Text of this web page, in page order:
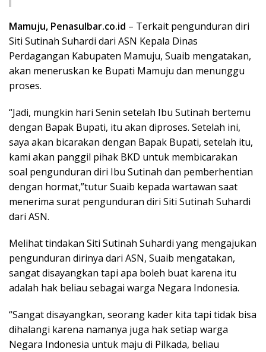
Mamuju, Penasulbar.co.id – Terkait pengunduran diri
Siti Sutinah Suhardi dari ASN Kepala Dinas
Perdagangan Kabupaten Mamuju, Suaib mengatakan,
akan meneruskan ke Bupati Mamuju dan menunggu
proses.
“Jadi, mungkin hari Senin setelah Ibu Sutinah bertemu
dengan Bapak Bupati, itu akan diproses. Setelah ini,
saya akan bicarakan dengan Bapak Bupati, setelah itu,
kami akan panggil pihak BKD untuk membicarakan
soal pengunduran diri Ibu Sutinah dan pemberhentian
dengan hormat,”tutur Suaib kepada wartawan saat
menerima surat pengunduran diri Siti Sutinah Suhardi
dari ASN.
Melihat tindakan Siti Sutinah Suhardi yang mengajukan
pengunduran dirinya dari ASN, Suaib mengatakan,
sangat disayangkan tapi apa boleh buat karena itu
adalah hak beliau sebagai warga Negara Indonesia.
“Sangat disayangkan, seorang kader kita tapi tidak bisa
dihalangi karena namanya juga hak setiap warga
Negara Indonesia untuk maju di Pilkada, beliau